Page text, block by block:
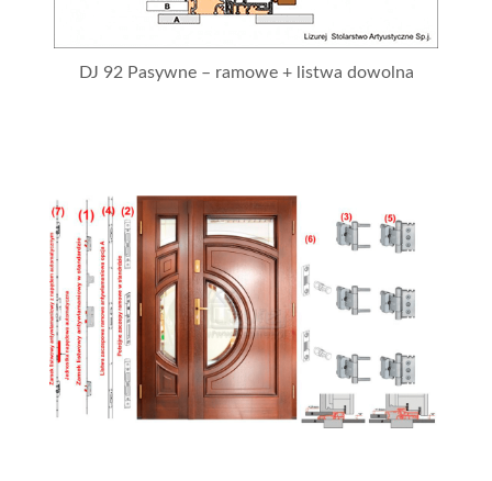
DJ 92 Pasywne – ramowe + listwa dowolna